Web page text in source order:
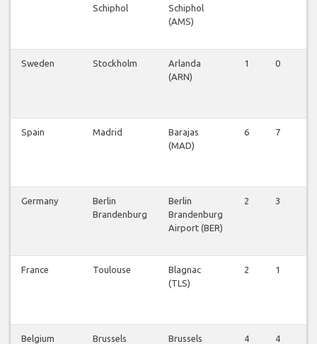
Schiphol
Schiphol
(AMS)
Sweden Stockholm
Arlanda
(ARN)
1 0
Spain Madrid
Barajas
(MAD)
6 7
Germany
Berlin
Brandenburg
Berlin
Brandenburg
Airport (BER)
2 3
France Toulouse
Blagnac
(TLS)
2 1
Belgium Brussels
Brussels
4 4